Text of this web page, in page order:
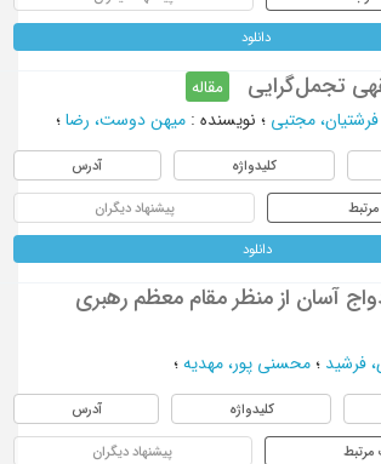
دانلود
تجمل‌گرایی
مقاله
فرشتیان، مجتبی ؛ نویسنده: میهن دوست، رضا؛
کلیدواژه آدرس
پیشنهاد دیگران
دانلود
آسان از منظر مقام معظم رهبری
فرشید؛ محسنی پور، مهدیه؛
کلیدواژه آدرس
مرتبط پیشنهاد دیگران